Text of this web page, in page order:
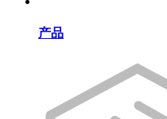
产品